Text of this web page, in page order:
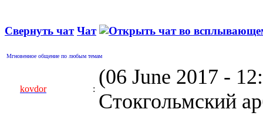
Свернуть чат Чат
Мгновенное общение по любым темам
kovdor :
(06 June 2017 -
Стокгольмский